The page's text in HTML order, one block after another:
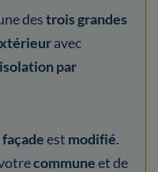
destrois grandes
avec
isolation par
est modifié.
communeet de